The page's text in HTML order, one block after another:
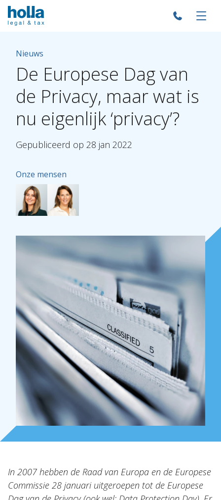
Nieuws
De Europese Dagvan
de Privacy, maarwat is
nu eigenlijk‘privacy’?
Gepubliceerd op 28 jan 2022
Onze mensen
In 2007 hebben de Raad van Europa en de Europese
Commissie 28 januari uitgeroepen tot de Europese